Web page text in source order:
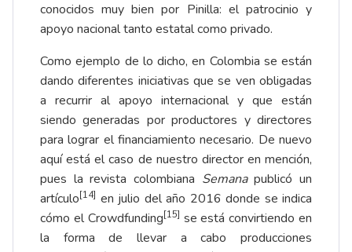
conocidos muy bien por Pinilla: el patrocinio y
apoyo nacional tanto estatal como privado.
Como ejemplo de lo dicho, en Colombia se están
dando diferentes iniciativas que se ven obligadas
a recurrir al apoyo internacional y que están
siendo generadas por productores y directores
para lograr el financiamiento necesario. De nuevo
aquí está el caso de nuestro director en mención,
pues la revista colombiana Semanapublicó un
artículo[14] en julio del año 2016 donde se indica
cómo el Crowdfunding[15] se está convirtiendo en
la forma de llevar a cabo producciones